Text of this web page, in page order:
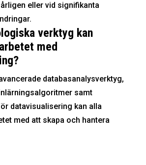
eller vid signifikanta
verktyg kan
med
databasanalysverktyg,
samt
datavisualisering kan alla
med att skapa och hantera